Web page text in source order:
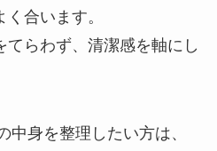
合います。
らわず、清潔感を軸にし
中身を整理したい方は、